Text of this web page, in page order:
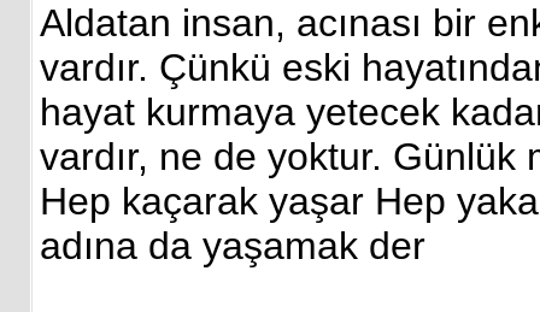
Aldatan insan, acınası bir
vardır. Çünkü eski
hayat kurmaya yetecek
vardır, ne de yoktur.
Hep kaçarak yaşar Hep
adına da yaşamak der